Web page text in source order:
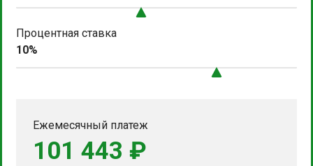
Процентная ставка
10%
Ежемесячный платеж
101 443 ₽